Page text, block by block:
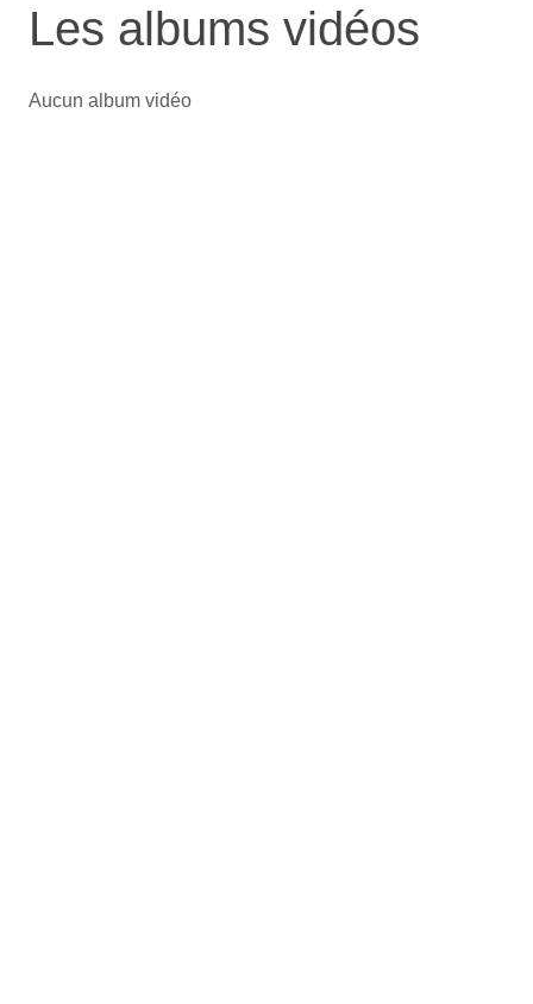
Les albums vidéos
Aucun album vidéo